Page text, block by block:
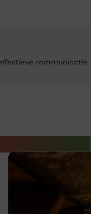
communicatie